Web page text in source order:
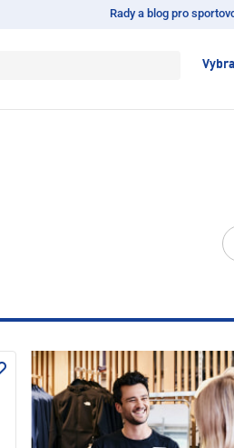
Rady a blog pro